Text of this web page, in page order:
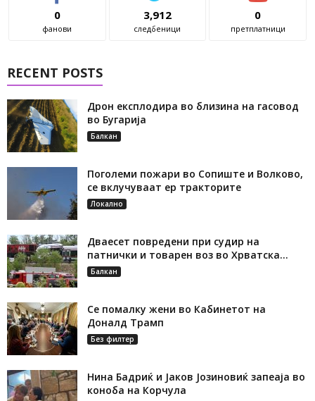
0
фанови
3,912
следбеници
0
претплатници
RECENT POSTS
Дрон експлодира во близина на гасовод
во Бугарија
Балкан
Поголеми пожари во Сопиште и Волково,
се вклучуваат ер тракторите
Локално
Дваесет повредени при судир на
патнички и товарен воз во Хрватска...
Балкан
Се помалку жени во Кабинетот на
Доналд Трамп
Без филтер
Нина Бадриќ и Јаков Јозиновиќ запеаја во
коноба на Корчула